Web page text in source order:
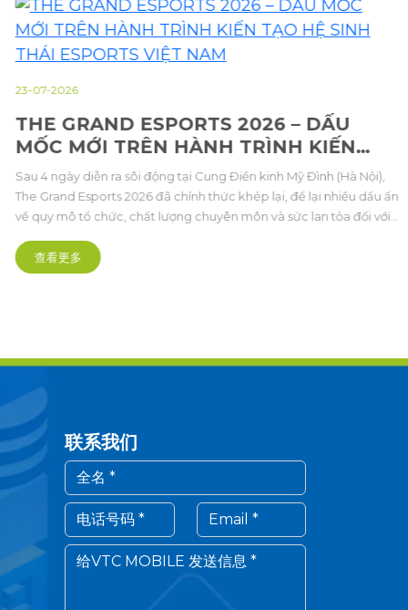
23-07-2026
THE GRAND ESPORTS 2026 – DẤU
MỐC MỚI TRÊN HÀNH TRÌNH KIẾN
TẠO HỆ SINH THÁI ESPORTS VIỆT NAM
Sau 4 ngày diễn ra sôi động tại Cung Điền kinh Mỹ Đình (Hà Nội),
The Grand Esports 2026 đã chính thức khép lại, để lại nhiều dấu ấn
về quy mô tổ chức, chất lượng chuyên môn và sức lan tỏa đối với
查看更多
联系我们